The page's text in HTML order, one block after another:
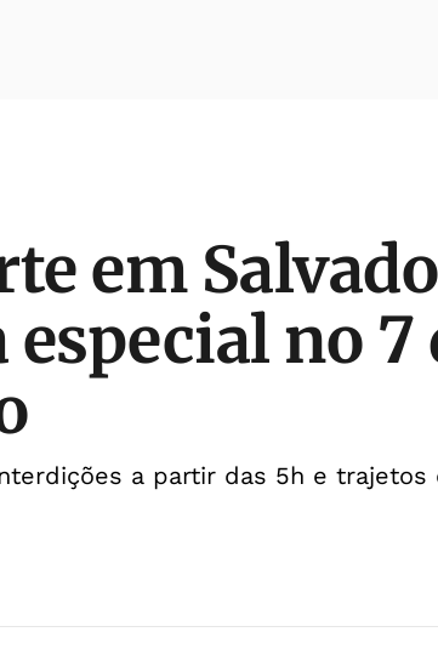
em
especial no 7
a partir das 5h e